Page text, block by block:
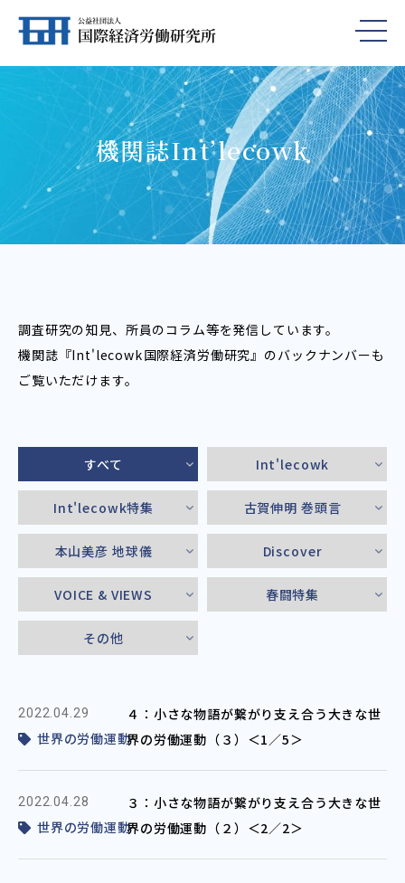
機関誌Int’lecowk
調査研究の知見、所員のコラム等を発信しています。
機関誌『Int'lecowk――国際経済労働研究』のバックナンバーも
ご覧いただけます。
すべて Int'lecowk
Int'lecowk特集 古賀伸明 巻頭言
本山美彦 地球儀 Discover
VOICE & VIEWS 春闘特集
その他
2022.04.29
世界の労働運動
４：小さな物語が繋がり支え合う大きな世
界の労働運動（３）＜1／5＞
2022.04.28
世界の労働運動
３：小さな物語が繋がり支え合う大きな世
界の労働運動（２）＜2／2＞